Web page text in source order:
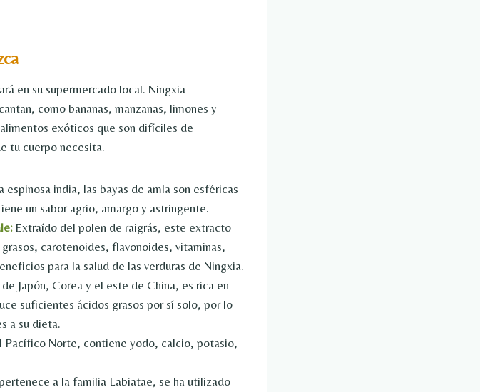
en su supermercado local. Ningxia
como bananas, manzanas, limones y
exóticos que son difíciles de
tu cuerpo necesita.
india, las bayas de amla son esféricas
un sabor agrio, amargo y astringente.
Extraído del polen de raigrás, este extracto
carotenoides, flavonoides, vitaminas,
para la salud de las verduras de Ningxia.
Japón, Corea y el este de China, es rica en
suficientes ácidos grasos por sí solo, por lo
a su dieta.
Pacífico Norte, contiene yodo, calcio, potasio,
a la familia Labiatae, se ha utilizado